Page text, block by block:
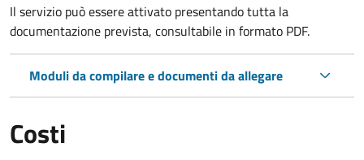
Il servizio può essere attivato presentando tutta la
documentazione prevista, consultabile in formato PDF.
Moduli da compilare e documenti da allegare
Costi